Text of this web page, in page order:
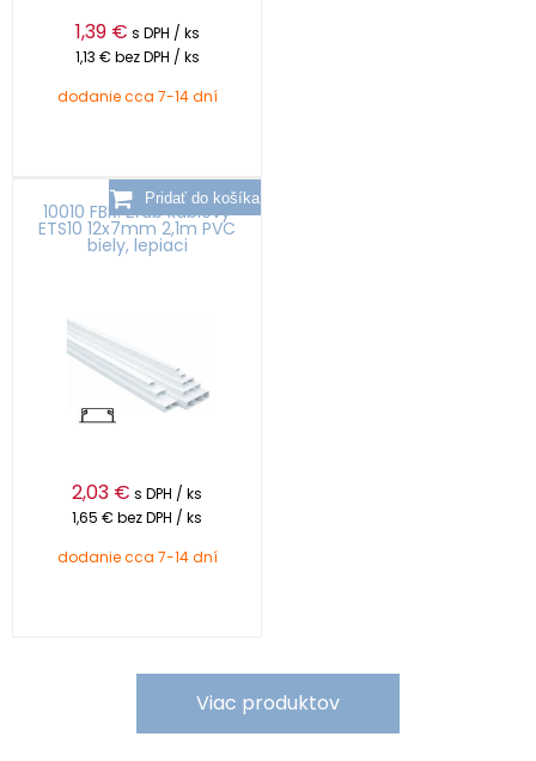
1,39 € s DPH / ks
1,13 € bez DPH / ks
dodanie cca 7-14 dní
10010 FBR: Žľab káblový
ETS10 12x7mm 2,1m PVC
biely, lepiaci
2,03 € s DPH / ks
1,65 € bez DPH / ks
dodanie cca 7-14 dní
Viac produktov